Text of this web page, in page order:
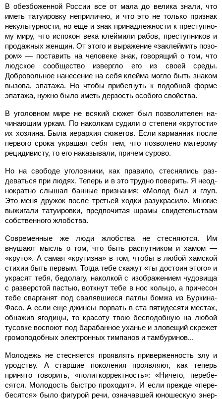
В обезбоженной России все от мала до велика знали, что
иметь татуировку неприлич­но, и что это не только признак
некультурности, но еще и знак принадлежности к преступно­
му миру, что испокон века клей­мили рабов, преступников и
продажных женщин. От этого и выражение «заклеймить позо­
ром» — поставить на человеке знак, говорящий о том, что
люд­ское сообщество извергло его из своей среды.
Добровольное нанесение на себя клейма мог­ло быть знаком
вызова, эпата­жа. Но чтобы прибегнуть к по­добной форме
эпатажа, нужно было иметь дерзость особого свойства.
В уголовном мире не всякий сюжет был позволителен на­
чинающим уркам. По накол­кам судили о степени «крутос­ти»
их хозяина. Была иерархия сюжетов. Если карманник пос­ле
первого срока украшал себя тем, что позволено матерому
рецидивисту, то его наказыва­ли, причем сурово.
Но на свободе уголовники, как правило, стеснялись раз­
деваться при людях. Теперь и в это трудно поверить. Я неод­
нократно слышал банные при­знания: «Молод был и глуп.
Это меня дружок после третьей ход­ки разукрасил». Многие
выжи­гали татуировки, предпочитая шрамы свидетельствам
собс­твенного жлобства.
Современные же люди жлобства не стесняются. Им
внушают мысль о том, что быть распутником и хамом —
«кру­то». А самая «крутизна» в том, чтобы в любой хамской
стихии быть первым. Тогда тебе скажут «ты достоин этого» и
украсят тебя, бедолагу, наколкой с изоб­ражением чудовища
с разверс­той пастью, воткнут тебе в нос кольцо, а причесон
тебе свар­ганят под свалявшиеся патлы бомжа из Буркина-
Фасо. А если еще джинсы порвать в ста пяти­десяти местах,
обнажив ягоди­цы, то красоту твою бесподоб­ную на любой
тусовке воспоют под барабанное уханье и злове­щий скрежет
громоподобных электронных тимпанов и там­буринов...
Молодежь не стесняется про­являть приверженность злу и
уродству. А старшие поко­ления проявляют, как теперь
принято говорить, «политкорректность»: «Ничего, перебе­
сятся. Молодость быстро про­ходит». И если прежде «пере­
бесятся» было фигурой речи, означавшей юношескую энер­